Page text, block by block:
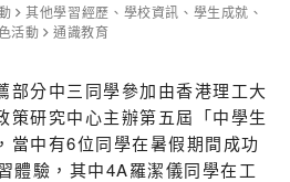
其他學習經歷 、 學校資訊 、 學生成就 、
活動
通識教育
部分中三同學參加由香港理工大
策研究中心主辦第五屆「中學生
當中有6位同學在暑假期間成功
體驗，其中4A羅潔儀同學在工